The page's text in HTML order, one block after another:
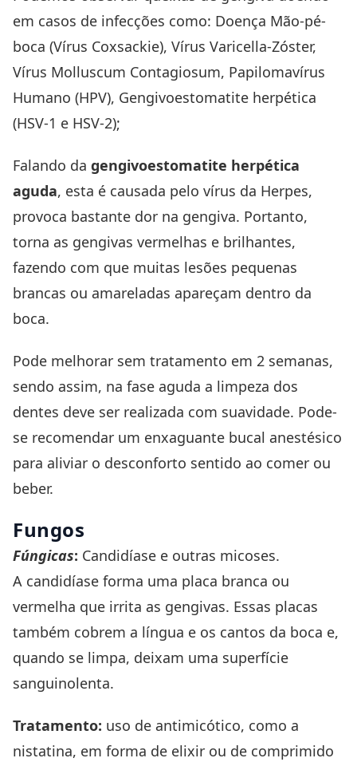
em casos de infecções como: Doença Mão-pé-
boca (Vírus Coxsackie), Vírus Varicella-Zóster,
Vírus Molluscum Contagiosum, Papilomavírus
Humano (HPV), Gengivoestomatite herpética
(HSV-1 e HSV-2);
Falando da gengivoestomatite herpética
aguda, esta é causada pelo vírus da Herpes,
provoca bastante dor na gengiva. Portanto,
torna as gengivas vermelhas e brilhantes,
fazendo com que muitas lesões pequenas
brancas ou amareladas apareçam dentro da
boca.
Pode melhorar sem tratamento em 2 semanas,
sendo assim, na fase aguda a limpeza dos
dentes deve ser realizada com suavidade. Pode-
se recomendar um enxaguante bucal anestésico
para aliviar o desconforto sentido ao comer ou
beber.
Fungos
Fúngicas: Candidíase e outras micoses.
A candidíase forma uma placa branca ou
vermelha que irrita as gengivas. Essas placas
também cobrem a língua e os cantos da boca e,
quando se limpa, deixam uma superfície
sanguinolenta.
Tratamento: uso de antimicótico, como a
nistatina, em forma de elixir ou de comprimido